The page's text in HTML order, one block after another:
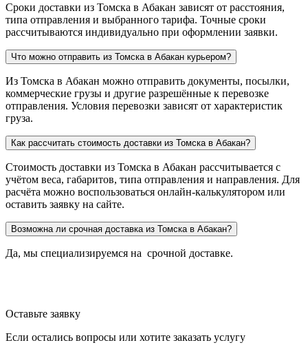
Сроки доставки из Томска в Абакан зависят от расстояния,
типа отправления и выбранного тарифа. Точные сроки
рассчитываются индивидуально при оформлении заявки.
Что можно отправить из Томска в Абакан курьером?
Из Томска в Абакан можно отправить документы, посылки,
коммерческие грузы и другие разрешённые к перевозке
отправления. Условия перевозки зависят от характеристик
груза.
Как рассчитать стоимость доставки из Томска в Абакан?
Стоимость доставки из Томска в Абакан рассчитывается с
учётом веса, габаритов, типа отправления и направления. Для
расчёта можно воспользоваться онлайн-калькулятором или
оставить заявку на сайте.
Возможна ли срочная доставка из Томска в Абакан?
Да, мы специализируемся на срочной доставке.
Оставьте заявку
Если остались вопросы или хотите заказать услугу